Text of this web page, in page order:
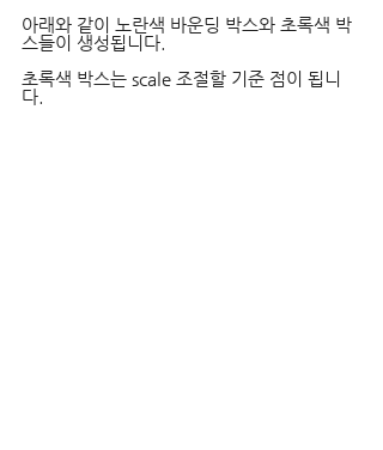
아래와 같이 노란색 바운딩 박스와 초록색 박
스들이 생성됩니다.
초록색 박스는 scale 조절할 기준 점이 됩니
다.